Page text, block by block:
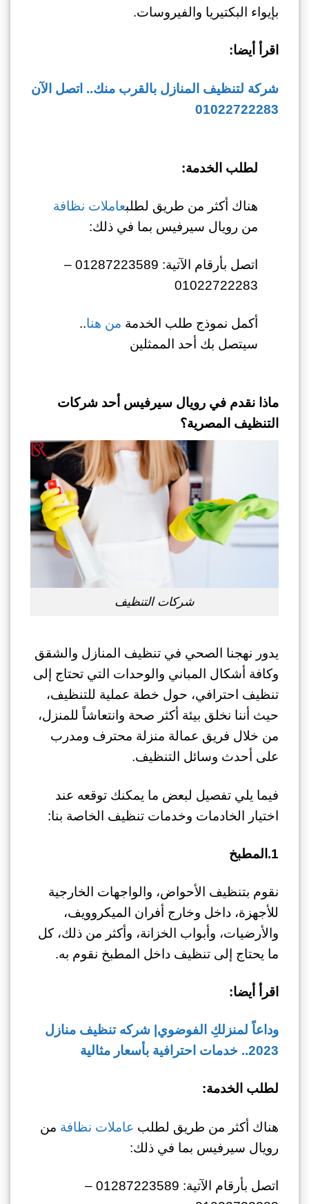
بإيواء البكتيريا والفيروسات.
اقرأ أيضا:
شركة لتنظيف المنازل بالقرب منك.. اتصل الآن
01022722283
لطلب الخدمة:
هناك أكثر من طريق لطلبعاملات نظافة
من رويال سيرفيس بما في ذلك:
اتصل بأرقام الآتية: 01287223589 –
01022722283
أكمل نموذج طلب الخدمة من هنا..
سيتصل بك أحد الممثلين
ماذا نقدم في رويال سيرفيس أحد شركات
التنظيف المصرية؟
شركات التنظيف
يدور نهجنا الصحي في تنظيف المنازل والشقق
وكافة أشكال المباني والوحدات التي تحتاج إلى
تنظيف احترافي، حول خطة عملية للتنظيف،
حيث أننا نخلق بيئة أكثر صحة وانتعاشاً للمنزل،
من خلال فريق عمالة منزلة محترف ومدرب
على أحدث وسائل التنظيف.
فيما يلي تفصيل لبعض ما يمكنك توقعه عند
اختيار الخادمات وخدمات تنظيف الخاصة بنا:
1.المطبخ
نقوم بتنظيف الأحواض، والواجهات الخارجية
للأجهزة، داخل وخارج أفران الميكروويف،
والأرضيات، وأبواب الخزانة، وأكثر من ذلك، كل
ما يحتاج إلى تنظيف داخل المطبخ نقوم به.
اقرأ أيضا:
وداعاً لمنزلكِ الفوضوي| شركه تنظيف منازل
2023.. خدمات احترافية بأسعار مثالية
لطلب الخدمة:
هناك أكثر من طريق لطلب عاملات نظافة من
رويال سيرفيس بما في ذلك:
اتصل بأرقام الآتية: 01287223589 –